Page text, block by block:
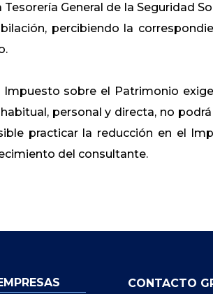
General de la Seguridad
percibiendo la
Impuesto sobre el Patrimonio
personal y directa, no
practicar la reducción en el
del consultante.
CONTACTO